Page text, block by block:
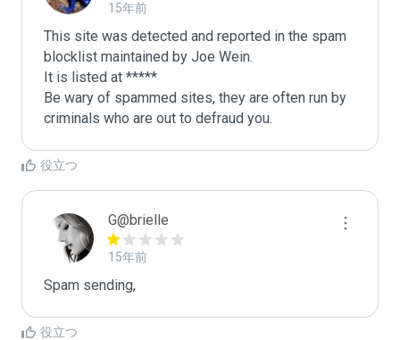
15年前
This site was detected and reported in the spam
blocklist maintained by Joe Wein.
It is listed at *****
Be wary of spammed sites, they are often run by
criminals who are out to defraud you.
役立つ
G@brielle
15年前
Spam sending,
役立つ